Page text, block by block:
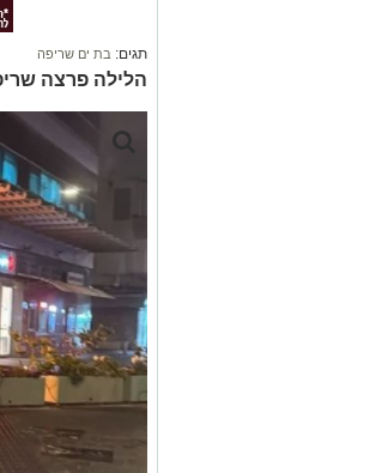
תגים: בת ים שריפה
הלילה פרצה